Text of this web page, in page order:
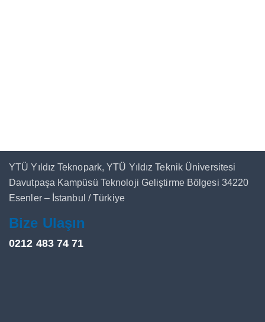
YTÜ Yıldız Teknopark, YTÜ Yıldız Teknik Üniversitesi
Davutpaşa Kampüsü Teknoloji Geliştirme Bölgesi 34220
Esenler – İstanbul / Türkiye
Bize Ulaşın
0212 483 74 71